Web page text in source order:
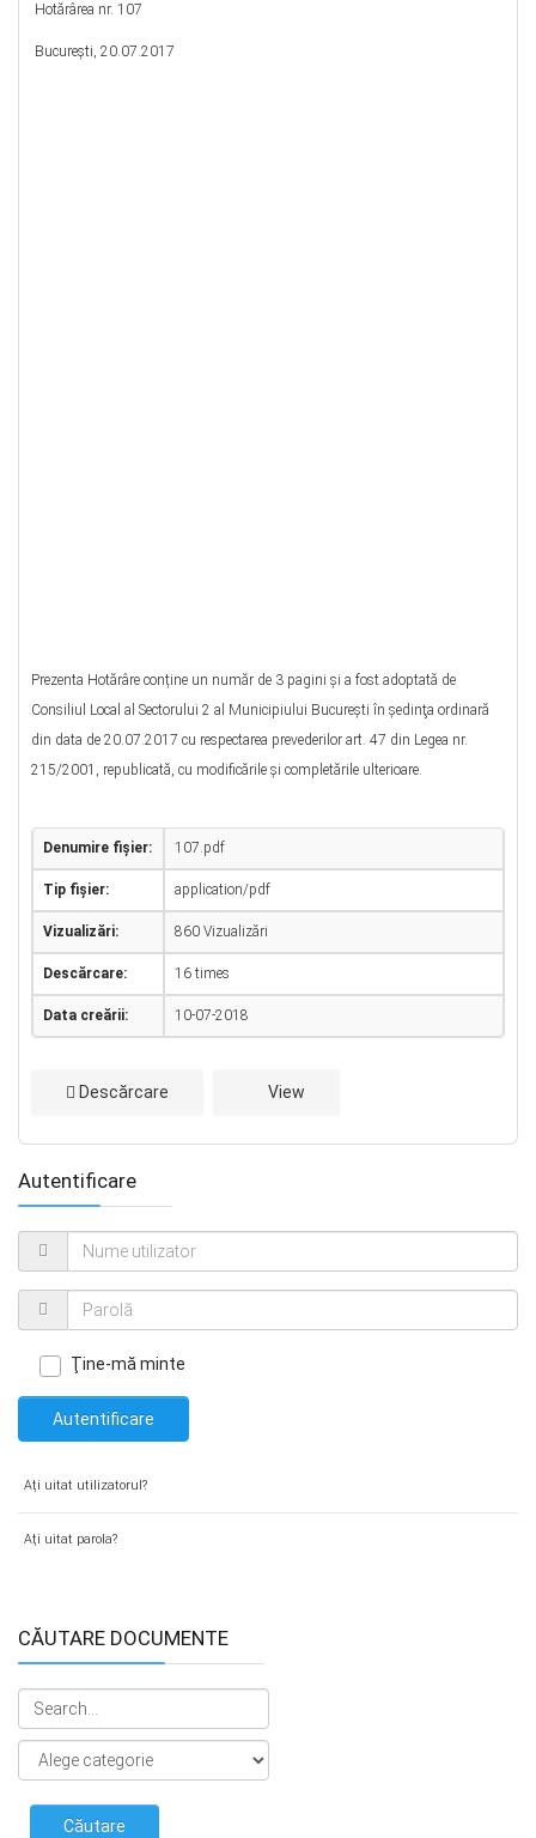
Hotărârea nr. 107
Bucureşti, 20.07.2017
Prezenta Hotărâre conține un număr de 3 pagini și a fost adoptată de
Consiliul Local al Sectorului 2 al Municipiului Bucureşti în şedinţa ordinară
din data de 20.07.2017 cu respectarea prevederilor art. 47 din Legea nr.
215/2001, republicată, cu modificările şi completările ulterioare.
Denumire fișier: 107.pdf
Tip fișier: application/pdf
Vizualizări: 860 Vizualizări
Descărcare: 16 times
Data creării: 10-07-2018
Descărcare View
Autentificare
Ţine-mă minte
Autentificare
Aţi uitat utilizatorul?
Aţi uitat parola?
CĂUTARE DOCUMENTE